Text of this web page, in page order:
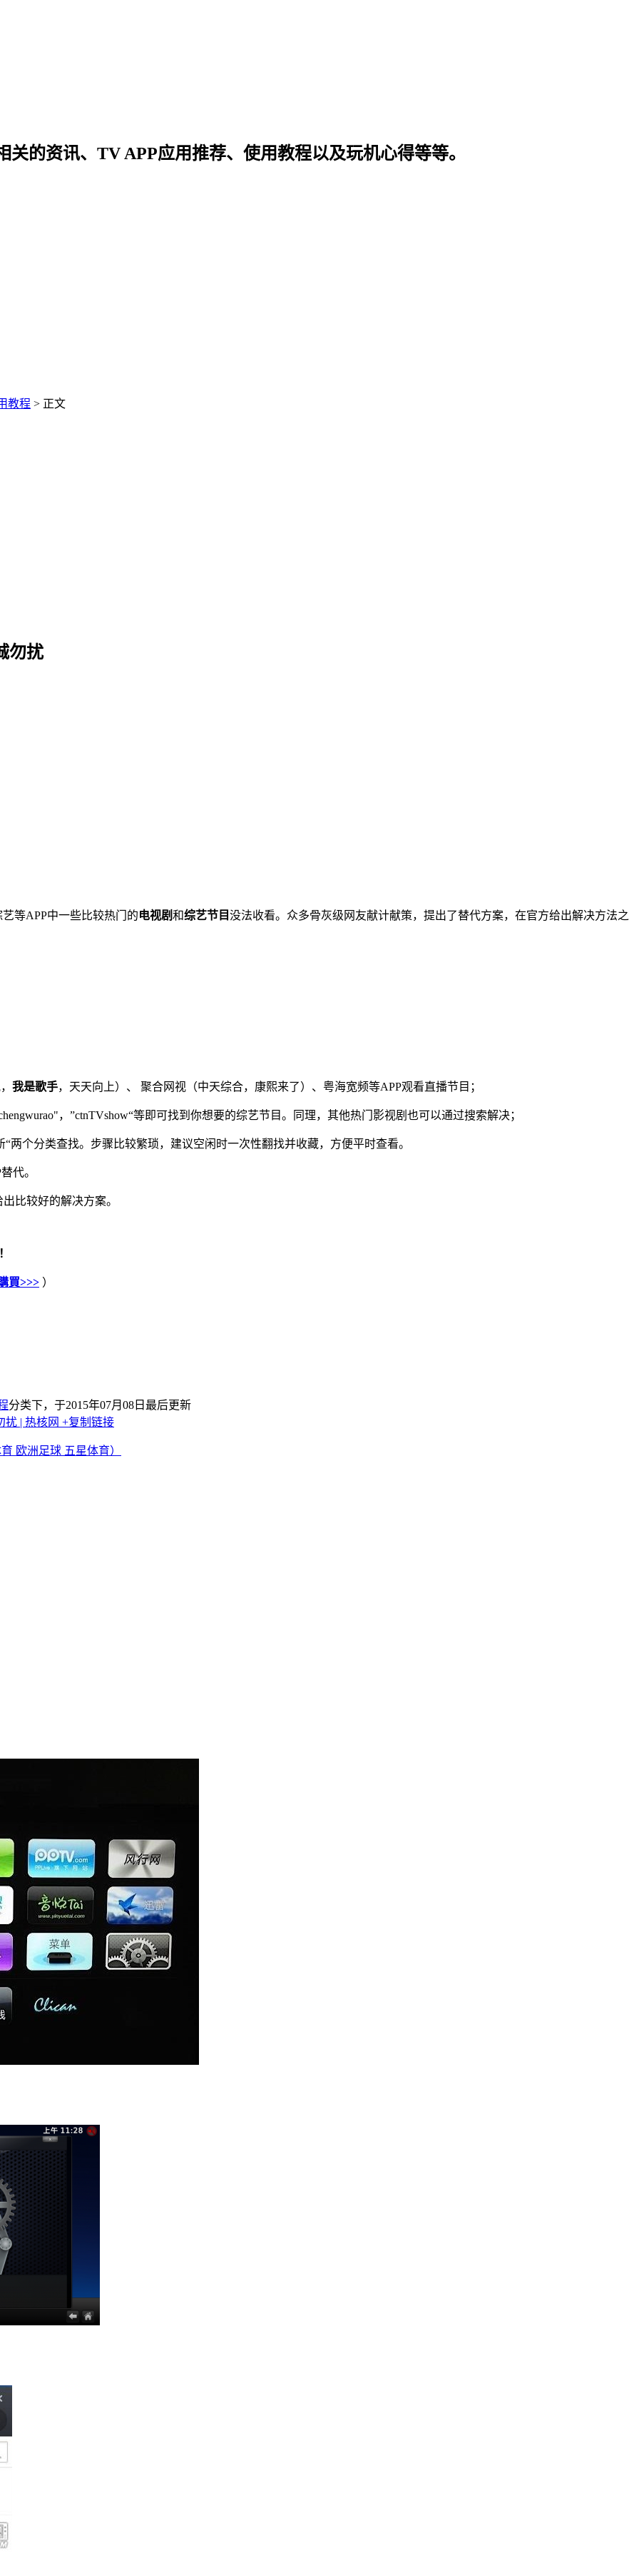
的资讯、TV APP应用推荐、使用教程以及玩机心得等等。
教程 > 正文
勿扰
等APP中一些比较热门的电视剧和综艺节目没法收看。众多骨灰级网友献计献策，提出了替代方案，在官方给出解决方法之
我是歌手，天天向上）、 聚合网视（中天综合，康熙来了）、粤海宽频等APP观看直播节目；
，”ctnTVshow“等即可找到你想要的综艺节目。同理，其他热门影视剧也可以通过搜索解决；
两个分类查找。步骤比较繁琐，建议空闲时一次性翻找并收藏，方便平时查看。
代。
比较好的解决方案。
買>>> ）
分类下，于2015年07月08日最后更新
扰 | 热核网 +复制链接
欧洲足球 五星体育）